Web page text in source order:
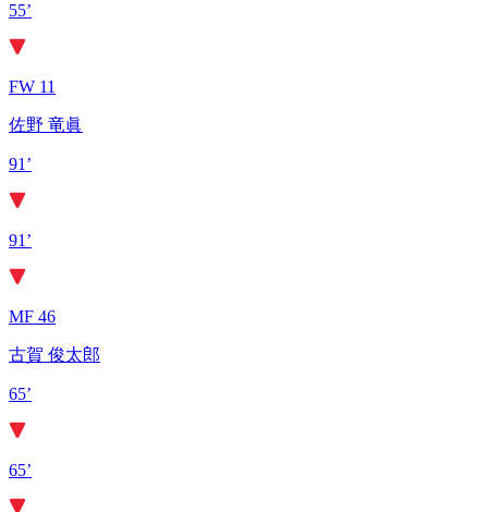
55’
FW 11
佐野 竜眞
91’
91’
MF 46
古賀 俊太郎
65’
65’